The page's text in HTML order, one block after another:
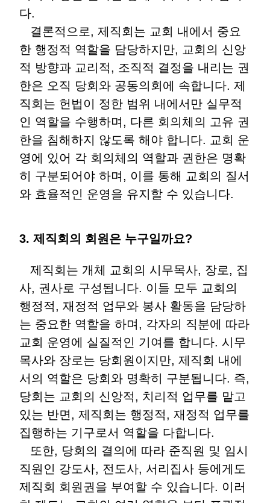
다.
결론적으로, 제직회는 교회 내에서 중요
한 행정적 역할을 담당하지만, 교회의 신앙
적 방향과 교리적, 조직적 결정을 내리는 권
한은 오직 당회와 공동의회에 속합니다. 제
직회는 헌법이 정한 범위 내에서만 실무적
인 역할을 수행하며, 다른 회의체의 고유 권
한을 침해하지 않도록 해야 합니다. 교회 운
영에 있어 각 회의체의 역할과 권한은 명확
히 구분되어야 하며, 이를 통해 교회의 질서
와 효율적인 운영을 유지할 수 있습니다.
3. 제직회의 회원은 누구일까요?
제직회는 개체 교회의 시무목사, 장로, 집
사, 권사로 구성됩니다. 이들 모두 교회의
행정적, 재정적 업무와 봉사 활동을 담당하
는 중요한 역할을 하며, 각자의 직분에 따라
교회 운영에 실질적인 기여를 합니다. 시무
목사와 장로는 당회원이지만, 제직회 내에
서의 역할은 당회와 명확히 구분됩니다. 즉,
당회는 교회의 신앙적, 치리적 업무를 맡고
있는 반면, 제직회는 행정적, 재정적 업무를
집행하는 기구로서 역할을 다합니다.
또한, 당회의 결의에 따라 준직원 및 임시
직원인 강도사, 전도사, 서리집사 등에게도
제직회 회원권을 부여할 수 있습니다. 이러